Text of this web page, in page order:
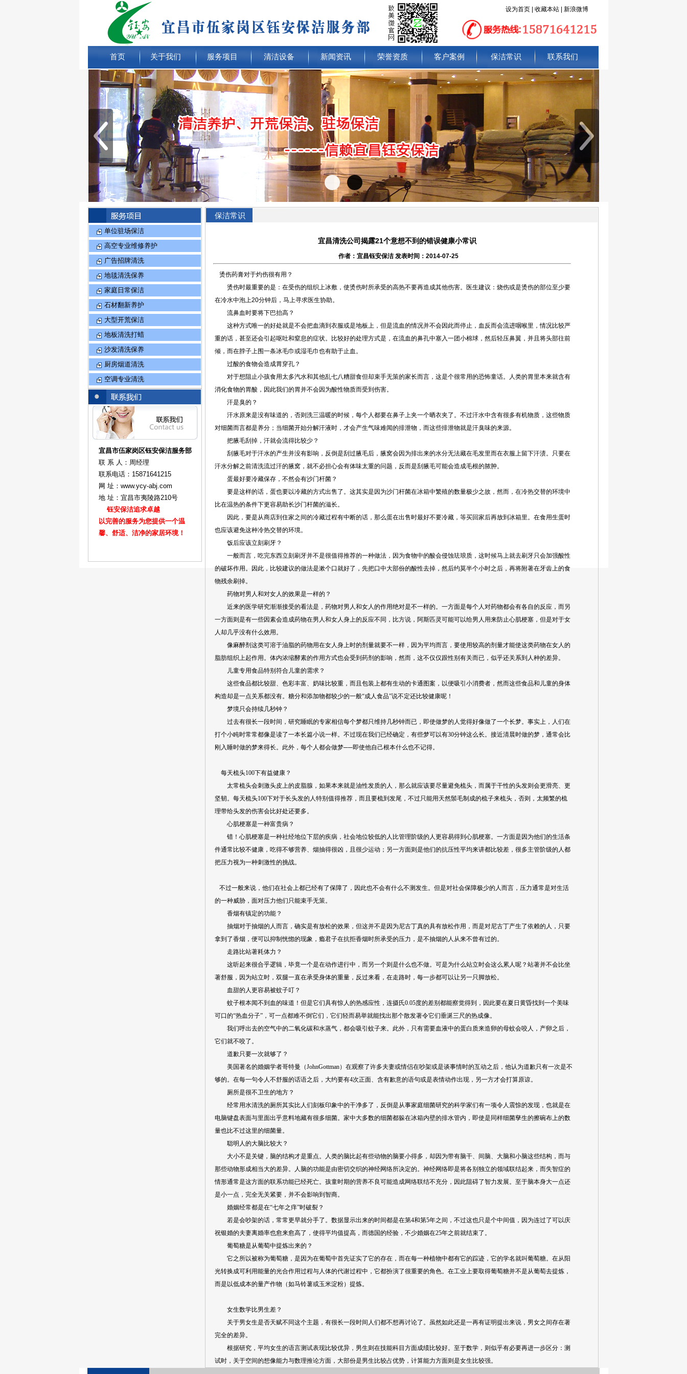
设为首页| 收藏本站| 新浪微博
首页 关于我们 服务项目 清洁设备 新闻资讯 荣誉资质 客户案例 保洁常识 联系我们
单位驻场保洁
高空专业维修养护
广告招牌清洗
地毯清洗保养
家庭日常保洁
石材翻新养护
大型开荒保洁
地板清洗打蜡
沙发清洗保养
厨房烟道清洗
空调专业清洗
宜昌市伍家岗区钰安保洁服务部
联 系 人：周经理
联系电话：15871641215
网 址：www.ycy-abj.com
地 址：宜昌市夷陵路210号
钰安保洁追求卓越
以完善的服务为您提供一个温
馨、舒适、洁净的家居环境！
保洁常识
宜昌清洗公司揭露21个意想不到的错误健康小常识
作者：宜昌钰安保洁 发表时间：2014-07-25
烫伤药膏对于灼伤很有用？
烫伤时最重要的是：在受伤的组织上冰敷，使烫伤时所承受的高热不要再造成其他伤害。医生建议：烧伤或是烫伤的部位至少要
在冷水中泡上20分钟后，马上寻求医生协助。
流鼻血时要将下巴抬高？
这种方式唯一的好处就是不会把血滴到衣服或是地板上，但是流血的情况并不会因此而停止，血反而会流进咽喉里，情况比较严
重的话，甚至还会引起呕吐和窒息的症状。比较好的处理方式是，在流血的鼻孔中塞入一团小棉球，然后轻压鼻翼，并且将头部往前
倾，而在脖子上围一条冰毛巾或湿毛巾也有助于止血。
过酸的食物会造成胃穿孔？
对于想阻止小孩食用太多汽水和其他乱七八糟甜食但却束手无策的家长而言，这是个很常用的恐怖童话。人类的胃里本来就含有
消化食物的胃酸，因此我们的胃并不会因为酸性物质而受到伤害。
汗是臭的？
汗水原来是没有味道的，否则洗三温暖的时候，每个人都要在鼻子上夹一个晒衣夹了。不过汗水中含有很多有机物质，这些物质
对细菌而言都是养分；当细菌开始分解汗液时，才会产生气味难闻的排泄物，而这些排泄物就是汗臭味的来源。
把腋毛刮掉，汗就会流得比较少？
刮腋毛对于汗水的产生并没有影响，反倒是刮过腋毛后，腋窝会因为排出来的水分无法藏在毛发里而在衣服上留下汗渍。只要在
汗水分解之前清洗流过汗的腋窝，就不必担心会有体味太重的问题，反而是刮腋毛可能会造成毛根的脓肿。
蛋最好要冷藏保存，不然会有沙门杆菌？
要是这样的话，蛋也要以冷藏的方式出售了。这其实是因为沙门杆菌在冰箱中繁殖的数量极少之故，然而，在冷热交替的环境中
比在温热的条件下更容易助长沙门杆菌的滋长。
因此，要是从商店到住家之间的冷藏过程有中断的话，那么蛋在出售时最好不要冷藏，等买回家后再放到冰箱里。在食用生蛋时
也应该避免这种冷热交替的环境。
饭后应该立刻刷牙？
一般而言，吃完东西立刻刷牙并不是很值得推荐的一种做法，因为食物中的酸会侵蚀珐琅质，这时候马上就去刷牙只会加强酸性
的破坏作用。因此，比较建议的做法是漱个口就好了，先把口中大部份的酸性去掉，然后约莫半个小时之后，再将附著在牙齿上的食
物残余刷掉。
药物对男人和对女人的效果是一样的？
近来的医学研究渐渐接受的看法是，药物对男人和女人的作用绝对是不一样的。一方面是每个人对药物都会有各自的反应，而另
一方面则是有一些因素会造成药物在男人和女人身上的反应不同，比方说，阿斯匹灵可能可以给男人用来防止心肌梗塞，但是对于女
人却几乎没有什么效用。
像麻醉剂这类可溶于油脂的药物用在女人身上时的剂量就要不一样，因为平均而言，要使用较高的剂量才能使这类药物在女人的
脂肪组织上起作用。体内浓缩酵素的作用方式也会受到药剂的影响，然而，这不仅仅跟性别有关而已，似乎还关系到人种的差异。
儿童专用食品特别符合儿童的需求？
这些食品都比较甜、色彩丰富、奶味比较重，而且包装上都有生动的卡通图案，以便吸引小消费者，然而这些食品和儿童的身体
构造却是一点关系都没有。糖分和添加物都较少的一般“成人食品”说不定还比较健康呢！
梦境只会持续几秒钟？
过去有很长一段时间，研究睡眠的专家相信每个梦都只维持几秒钟而已，即使做梦的人觉得好像做了一个长梦。事实上，人们在
打个小盹时常常都像是读了一本长篇小说一样。不过现在我们已经确定，有些梦可以有30分钟这么长。接近清晨时做的梦，通常会比
刚入睡时做的梦来得长。此外，每个人都会做梦──即使他自己根本什么也不记得。
每天梳头100下有益健康？
太常梳头会刺激头皮上的皮脂腺，如果本来就是油性发质的人，那么就应该要尽量避免梳头，而属于干性的头发则会更滑亮、更
坚韧。每天梳头100下对于长头发的人特别值得推荐，而且要梳到发尾，不过只能用天然鬃毛制成的梳子来梳头，否则，太频繁的梳
理带给头发的伤害会比好处还要多。
心肌梗塞是一种富贵病？
错！心肌梗塞是一种社经地位下层的疾病，社会地位较低的人比管理阶级的人更容易得到心肌梗塞。一方面是因为他们的生活条
件通常比较不健康，吃得不够营养、烟抽得很凶，且很少运动；另一方面则是他们的抗压性平均来讲都比较差，很多主管阶级的人都
把压力视为一种刺激性的挑战。
不过一般来说，他们在社会上都已经有了保障了，因此也不会有什么不测发生。但是对社会保障极少的人而言，压力通常是对生活
的一种威胁，面对压力他们只能束手无策。
香烟有镇定的功能？
抽烟对于抽烟的人而言，确实是有放松的效果，但这并不是因为尼古丁真的具有放松作用，而是对尼古丁产生了依赖的人，只要
拿到了香烟，便可以抑制恍惚的现象，瘾君子在抗拒香烟时所承受的压力，是不抽烟的人从来不曾有过的。
走路比站著耗体力？
这听起来很合乎逻辑，毕竟一个是在动作进行中，而另一个则是什么也不做。可是为什么站立时会这么累人呢？站著并不会比坐
著舒服，因为站立时，双腿一直在承受身体的重量，反过来看，在走路时，每一步都可以让另一只脚放松。
血甜的人更容易被蚊子叮？
蚊子根本闻不到血的味道！但是它们具有惊人的热感应性，连摄氏0.05度的差别都能察觉得到，因此要在夏日黄昏找到一个美味
可口的“热血分子”，可一点都难不倒它们，它们轻而易举就能找出那个散发著令它们垂涎三尺的热成像。
我们呼出去的空气中的二氧化碳和水蒸气，都会吸引蚊子来。此外，只有需要血液中的蛋白质来造卵的母蚊会咬人，产卵之后，
它们就不咬了。
道歉只要一次就够了？
美国著名的婚姻学者哥特曼（JohnGottman）在观察了许多夫妻或情侣在吵架或是谈事情时的互动之后，他认为道歉只有一次是不
够的。在每一句令人不舒服的话语之后，大约要有4次正面、含有歉意的语句或是表情动作出现，另一方才会打算原谅。
厕所是很不卫生的地方？
经常用水清洗的厕所其实比人们刻板印象中的干净多了，反倒是从事家庭细菌研究的科学家们有一项令人震惊的发现，也就是在
电脑键盘表面与里面出乎意料地藏有很多细菌。家中大多数的细菌都躲在冰箱内壁的排水管内，即使是同样细菌孳生的擦碗布上的数
量也比不过这里的细菌量。
聪明人的大脑比较大？
大小不是关键，脑的结构才是重点。人类的脑比起有些动物的脑要小得多，却因为带有脑干、间脑、大脑和小脑这些结构，而与
那些动物形成相当大的差异。人脑的功能是由密切交织的神经网络所决定的。神经网络即是将各别独立的领域联结起来，而失智症的
情形通常是这方面的联系功能已经死亡。孩童时期的营养不良可能造成网络联结不充分，因此阻碍了智力发展。至于脑本身大一点还
是小一点，完全无关紧要，并不会影响到智商。
婚姻经常都是在“七年之痒”时破裂？
若是会吵架的话，常常更早就分手了。数据显示出来的时间都是在第4和第5年之间，不过这也只是个中间值，因为连过了可以庆
祝银婚的夫妻离婚率也愈来愈高了，使得平均值提高，而德国的经验，不少婚姻在25年之前就结束了。
葡萄糖是从葡萄中提炼出来的？
它之所以被称为葡萄糖，是因为在葡萄中首先证实了它的存在，而在每一种植物中都有它的踪迹，它的学名就叫葡萄糖。在从阳
光转换成可利用能量的光合作用过程与人体的代谢过程中，它都扮演了很重要的角色。在工业上要取得葡萄糖并不是从葡萄去提炼，
而是以低成本的量产作物（如马铃薯或玉米淀粉）提炼。
女生数学比男生差？
关于男女生是否天赋不同这个主题，有很长一段时间人们都不想再讨论了。虽然如此还是一再有证明提出来说，男女之间存在著
完全的差异。
根据研究，平均女生的语言测试表现比较优异，男生则在技能科目方面成绩比较好。至于数学，则似乎有必要再进一步区分：测
试时，关于空间的想像能力与数理推论方面，大部份是男生比较占优势，计算能力方面则是女生比较强。